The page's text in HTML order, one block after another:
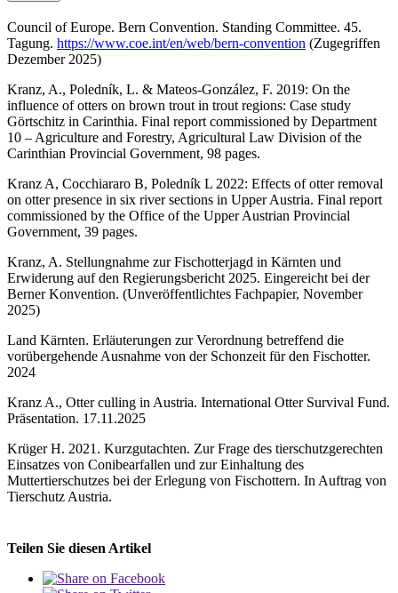
Council of Europe. Bern Convention. Standing Committee. 45.
Tagung. https://www.coe.int/en/web/bern-convention (Zugegriffen
Dezember 2025)
Kranz, A., Poledník, L. & Mateos-González, F. 2019: On the
influence of otters on brown trout in trout regions: Case study
Görtschitz in Carinthia. Final report commissioned by Department
10 – Agriculture and Forestry, Agricultural Law Division of the
Carinthian Provincial Government, 98 pages.
Kranz A, Cocchiararo B, Poledník L 2022: Effects of otter removal
on otter presence in six river sections in Upper Austria. Final report
commissioned by the Office of the Upper Austrian Provincial
Government, 39 pages.
Kranz, A. Stellungnahme zur Fischotterjagd in Kärnten und
Erwiderung auf den Regierungsbericht 2025. Eingereicht bei der
Berner Konvention. (Unveröffentlichtes Fachpapier, November
2025)
Land Kärnten. Erläuterungen zur Verordnung betreffend die
vorübergehende Ausnahme von der Schonzeit für den Fischotter.
2024
Kranz A., Otter culling in Austria. International Otter Survival Fund.
Präsentation. 17.11.2025
Krüger H. 2021. Kurzgutachten. Zur Frage des tierschutzgerechten
Einsatzes von Conibearfallen und zur Einhaltung des
Muttertierschutzes bei der Erlegung von Fischottern. In Auftrag von
Tierschutz Austria.
Teilen Sie diesen Artikel